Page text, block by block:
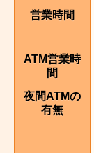
営業時間
ATM営業時
間
夜間ATMの
有無